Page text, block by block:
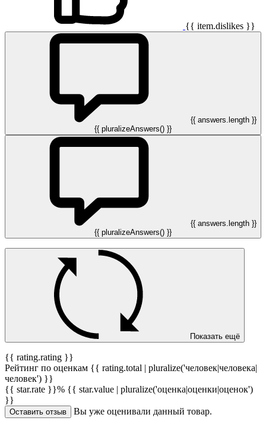
{{ item.dislikes }}
{{ answers.length }}
{{ pluralizeAnswers() }}
{{ answers.length }}
{{ pluralizeAnswers() }}
Показать ещё
{{ rating.rating }}
Рейтинг по оценкам {{ rating.total | pluralize('человек|человека|
человек') }}
{{ star.rate }}% {{ star.value | pluralize('оценка|оценки|оценок')
}}
Оставить отзыв Вы уже оценивали данный товар.